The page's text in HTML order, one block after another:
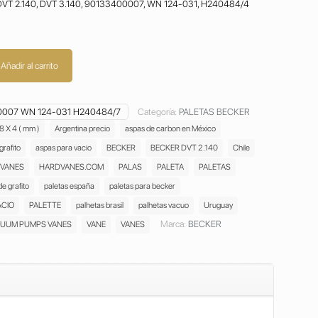
299,90€.
2.140, DVT 3.140, 90133400007, WN 124-031, H240484/4
Añadir al carrito
WN 124-031 H240484/7 Categoría: PALETAS BECKER
X 4 ( mm ) Argentina precio
aspas de carbon en México
aspas para vacio BECKER BECKER DVT 2.140
Chile
HARDVANES.COM PALAS PALETA
PALETAS
grafito paletas españa
paletas para becker
PALETTE palhetas brasil palhetas vacuo
Uruguay
PUMPS VANES VANE VANES Marca: BECKER